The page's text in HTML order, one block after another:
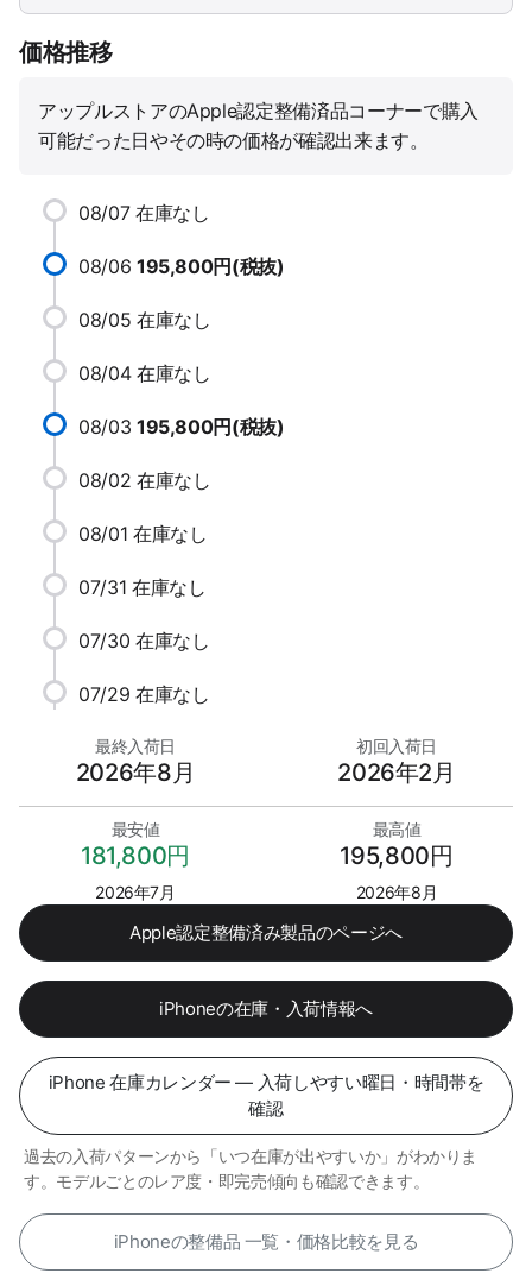
価格推移
アップルストアのApple認定整備済品コーナーで購入
可能だった日やその時の価格が確認出来ます。
08/07 在庫なし
08/06 195,800円(税抜)
08/05 在庫なし
08/04 在庫なし
08/03 195,800円(税抜)
08/02 在庫なし
08/01 在庫なし
07/31 在庫なし
07/30 在庫なし
07/29 在庫なし
最終入荷日
2026年8月
初回入荷日
2026年2月
最安値
181,800円
2026年7月
最高値
195,800円
2026年8月
Apple認定整備済み製品のページへ
iPhoneの在庫・入荷情報へ
iPhone 在庫カレンダー — 入荷しやすい曜日・時間帯を
確認
過去の入荷パターンから「いつ在庫が出やすいか」がわかりま
す。モデルごとのレア度・即完売傾向も確認できます。
iPhoneの整備品 一覧・価格比較を見る